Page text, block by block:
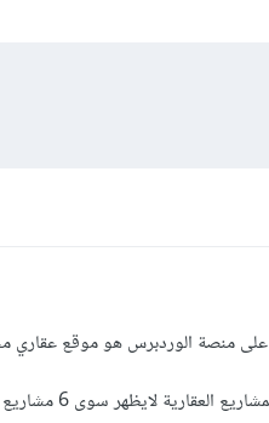
على منصة الوردبرس هو موقع